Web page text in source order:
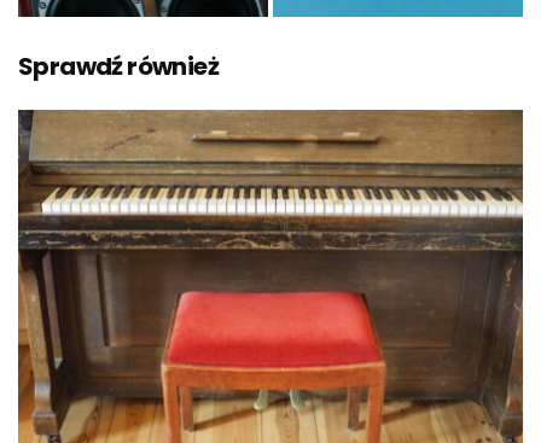
Sprawdź również